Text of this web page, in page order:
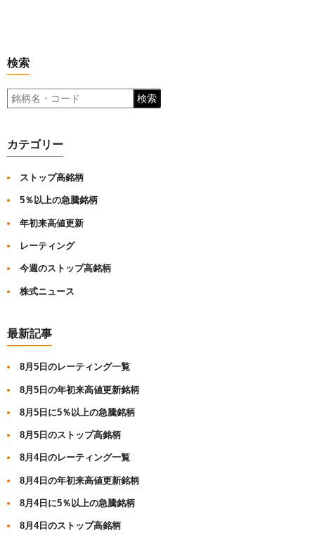
検索
検索
カテゴリー
ストップ高銘柄
5％以上の急騰銘柄
年初来高値更新
レーティング
今週のストップ高銘柄
株式ニュース
最新記事
8月5日のレーティング一覧
8月5日の年初来高値更新銘柄
8月5日に5％以上の急騰銘柄
8月5日のストップ高銘柄
8月4日のレーティング一覧
8月4日の年初来高値更新銘柄
8月4日に5％以上の急騰銘柄
8月4日のストップ高銘柄